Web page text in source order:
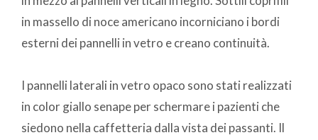
in massello di noce americano incorniciano i bordi
esterni dei pannelli in vetro e creano continuità.
I pannelli laterali in vetro opaco sono stati realizzati
in color giallo senape per schermare i pazienti che
siedono nella caffetteria dalla vista dei passanti. Il